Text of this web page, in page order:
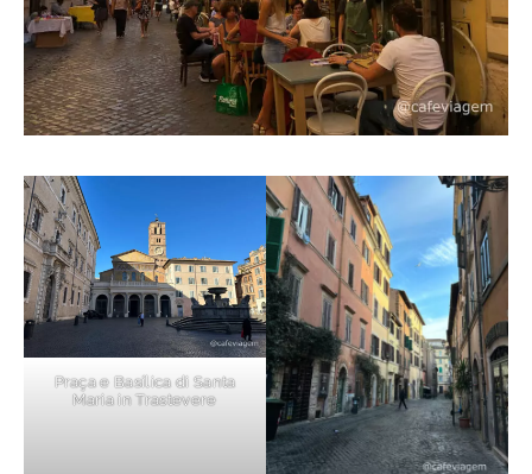
Praça e Basílica di Santa
Maria in Trastevere